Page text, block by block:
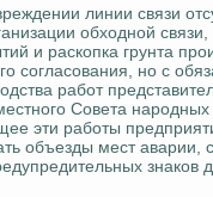
линии связи
обходной
и раскопка грунта
согласования, но с
работ
Совета народных
эти работы
объезды мест аварии,
знаков